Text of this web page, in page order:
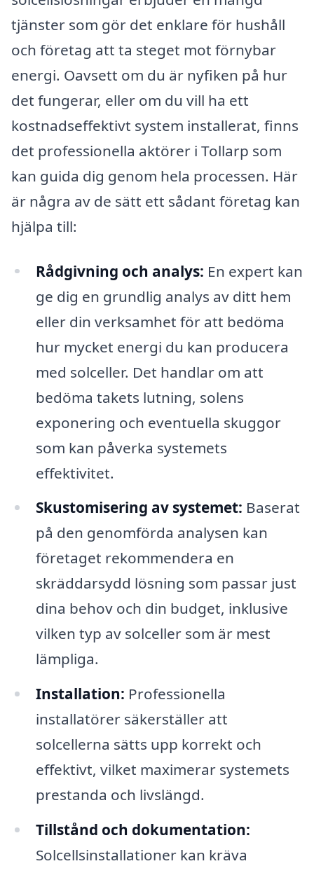
tjänster som gör det enklare för hushåll
och företag att ta steget mot förnybar
energi. Oavsett om du är nyfiken på hur
det fungerar, eller om du vill ha ett
kostnadseffektivt system installerat, finns
det professionella aktörer i Tollarp som
kan guida dig genom hela processen. Här
är några av de sätt ett sådant företag kan
hjälpa till:
Rådgivning och analys: En expert kan
ge dig en grundlig analys av ditt hem
eller din verksamhet för att bedöma
hur mycket energi du kan producera
med solceller. Det handlar om att
bedöma takets lutning, solens
exponering och eventuella skuggor
som kan påverka systemets
effektivitet.
Skustomisering av systemet: Baserat
på den genomförda analysen kan
företaget rekommendera en
skräddarsydd lösning som passar just
dina behov och din budget, inklusive
vilken typ av solceller som är mest
lämpliga.
Installation: Professionella
installatörer säkerställer att
solcellerna sätts upp korrekt och
effektivt, vilket maximerar systemets
prestanda och livslängd.
Tillstånd och dokumentation:
Solcellsinstallationer kan kräva